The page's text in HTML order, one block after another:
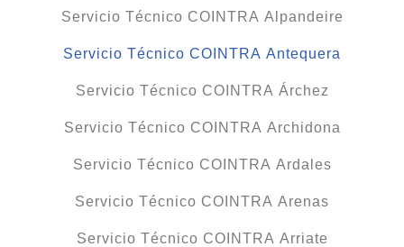
Servicio Técnico COINTRA Alpandeire
Servicio Técnico COINTRA Antequera
Servicio Técnico COINTRA Árchez
Servicio Técnico COINTRA Archidona
Servicio Técnico COINTRA Ardales
Servicio Técnico COINTRA Arenas
Servicio Técnico COINTRA Arriate